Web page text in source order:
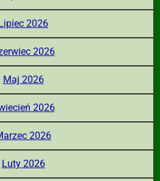
Lipiec 2026
2026
Maj 2026
2026
2026
Luty 2026